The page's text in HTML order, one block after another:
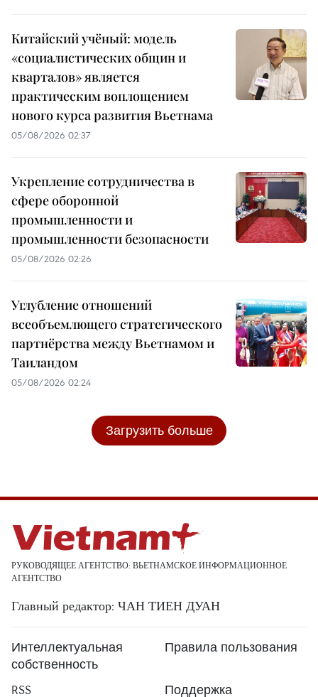
Китайский учёный: модель
«социалистических общин и
кварталов» является
практическим воплощением
нового курса развития Вьетнама
05/08/2026 02:37
Укрепление сотрудничества в
сфере оборонной
промышленности и
промышленности безопасности
05/08/2026 02:26
Углубление отношений
всеобъемлющего стратегического
партнёрства между Вьетнамом и
Таиландом
05/08/2026 02:24
Загрузить больше
РУКОВОДЯЩЕЕ АГЕНТСТВО: ВЬЕТНАМСКОЕ ИНФОРМАЦИОННОЕ
АГЕНТСТВО
Главный редактор: ЧАН ТИЕН ДУАН
Интеллектуальная
собственность
Правила пользования
RSS Поддержка